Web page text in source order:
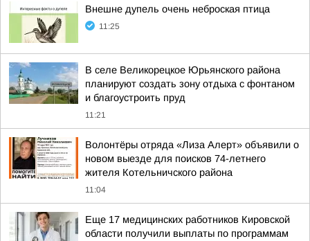
Внешне дупель очень неброская птица
11:25
В селе Великорецкое Юрьянского района
планируют создать зону отдыха с фонтаном
и благоустроить пруд
11:21
Волонтёры отряда «Лиза Алерт» объявили о
новом выезде для поисков 74-летнего
жителя Котельничского района
11:04
Еще 17 медицинских работников Кировской
области получили выплаты по программам